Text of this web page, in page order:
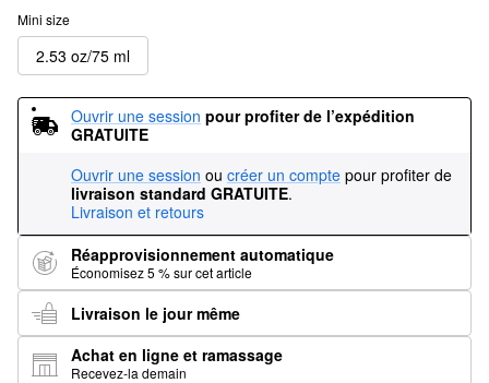
Mini size
2.53 oz/75 ml
Ouvrir une session pour profiter de l’expédition
GRATUITE
Ouvrir une session ou créer un compte pour profiter de
livraison standard GRATUITE.
Livraison et retours
Réapprovisionnement automatique
Économisez 5 % sur cet article
Livraison le jour même
Achat en ligne et ramassage
Recevez-la demain